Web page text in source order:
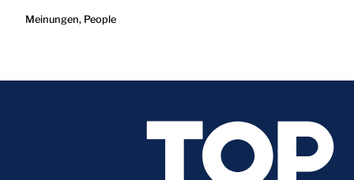
Meinungen, People